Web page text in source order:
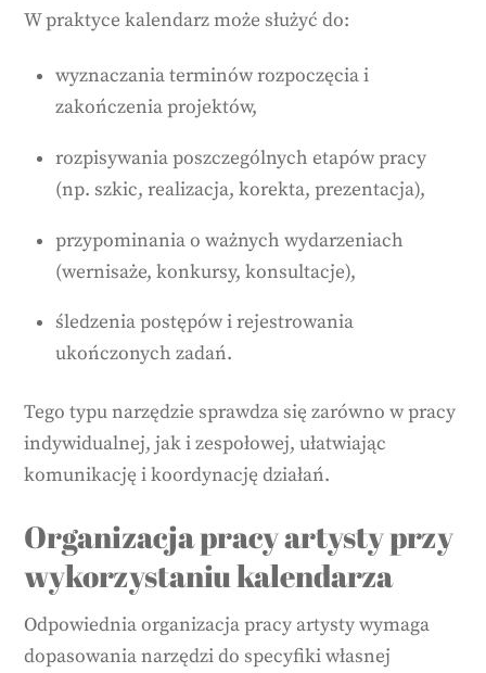
W praktyce kalendarz może służyć do:
wyznaczania terminów rozpoczęcia i
zakończenia projektów,
rozpisywania poszczególnych etapów pracy
(np. szkic, realizacja, korekta, prezentacja),
przypominania o ważnych wydarzeniach
(wernisaże, konkursy, konsultacje),
śledzenia postępów i rejestrowania
ukończonych zadań.
Tego typu narzędzie sprawdza się zarówno w pracy
indywidualnej, jak i zespołowej, ułatwiając
komunikację i koordynację działań.
Organizacja pracy artysty przy
wykorzystaniu kalendarza
Odpowiednia organizacja pracy artysty wymaga
dopasowania narzędzi do specyfiki własnej